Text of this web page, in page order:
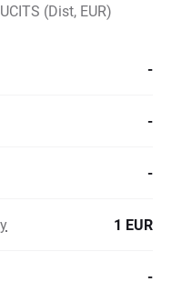
(Dist, EUR)
-
-
-
1 EUR
-